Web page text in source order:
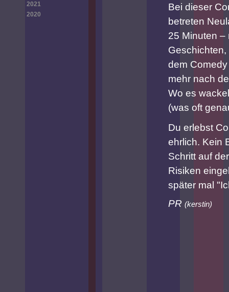
2021
2020
Bei dieser
betreten
25 Minuten –
dem
mehr nach
Wo es
(was oft
Du erlebst
ehrlich. Kein
Schritt auf
Risiken
später mal
PR (kerstin)